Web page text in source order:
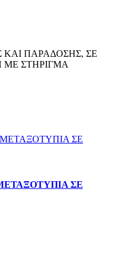
ΠΑΡΑΔΟΣΗΣ, ΣΕ
ΜΕ ΣΤΗΡΙΓΜΑ
ΣΕ